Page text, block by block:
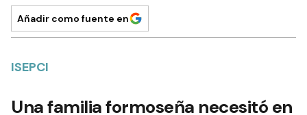
Añadir como fuente en
ISEPCI
Una familia formoseña necesitó en